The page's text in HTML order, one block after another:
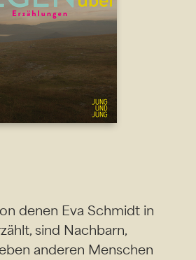
denen Eva Schmidt in
sind Nachbarn,
anderen Menschen